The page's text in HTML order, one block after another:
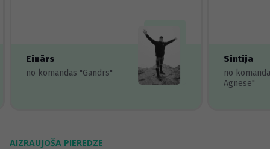
Einārs
no komandas "Gandrs"
Sintija
no
Agnese"
AIZRAUJOŠA PIEREDZE